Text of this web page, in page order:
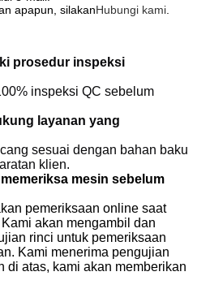
apapun, silakanHubungi kami
prosedur inspeksi
inspeksi QC sebelum
layanan yang
sesuai dengan bahan baku
klien.
mesin sebelum
pemeriksaan online saat
akan mengambil dan
rinci untuk pemeriksaan
Kami menerima pengujian
di atas, kami akan memberikan